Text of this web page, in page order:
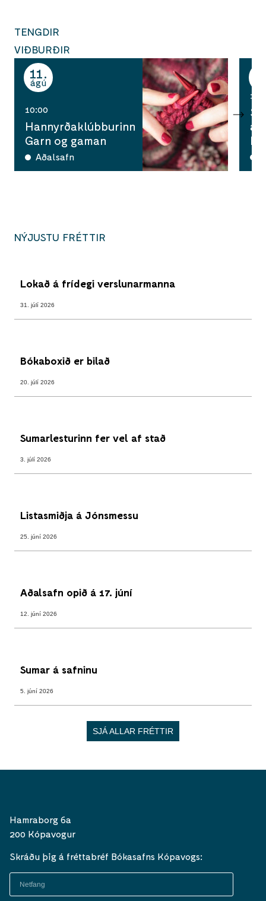
TENGDIR
VIÐBURÐIR
11
ágú
10:00
Hannyrðaklúbburinn
Garn og gaman
Aðalsafn
NÝJUSTU FRÉTTIR
Lokað á frídegi verslunarmanna
31. júlí 2026
Bókaboxið er bilað
20. júlí 2026
Sumarlesturinn fer vel af stað
3. júlí 2026
Listasmiðja á Jónsmessu
25. júní 2026
Aðalsafn opið á 17. júní
12. júní 2026
Sumar á safninu
5. júní 2026
SJÁ ALLAR FRÉTTIR
Hamraborg 6a
200 Kópavogur
Skráðu þig á fréttabréf Bókasafns Kópavogs: